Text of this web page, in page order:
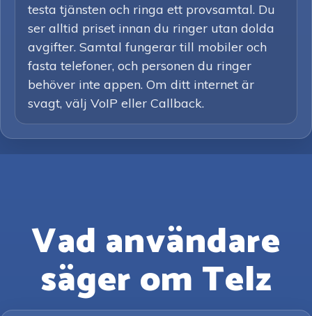
testa tjänsten och ringa ett provsamtal. Du
ser alltid priset innan du ringer utan dolda
avgifter. Samtal fungerar till mobiler och
fasta telefoner, och personen du ringer
behöver inte appen. Om ditt internet är
svagt, välj VoIP eller Callback.
Vad användare
säger om Telz